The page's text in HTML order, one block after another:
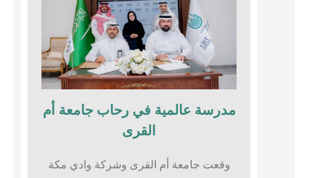
مدرسة عالمية في رحاب جامعة أم
القرى​
وقعت جامعة أم القرى وشركة وادي مكة